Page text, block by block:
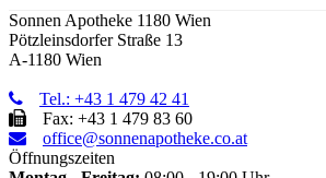
Sonnen Apotheke 1180 Wien
Pötzleinsdorfer Straße 13
A-1180 Wien
Tel.: +43 1 479 42 41
Fax: +43 1 479 83 60
office@sonnenapotheke.co.at
Öffnungszeiten